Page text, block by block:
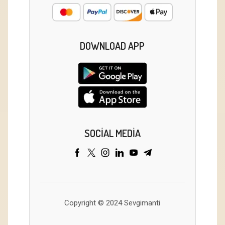
DOWNLOAD APP
SOCIAL MEDIA
Copyright © 2024 Sevgimanti